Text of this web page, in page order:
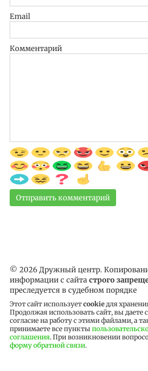
Email
Комментарий
© 2026 Дружный центр.
информации с сайта строго
преследуется в судебном порядке
Этот сайт используетcookieдля
Продолжая использовать сайт, вы даете
согласие на работу с этими файлами, а
принимаете все пункты
соглашения. При возникновении
форму обратной связи.